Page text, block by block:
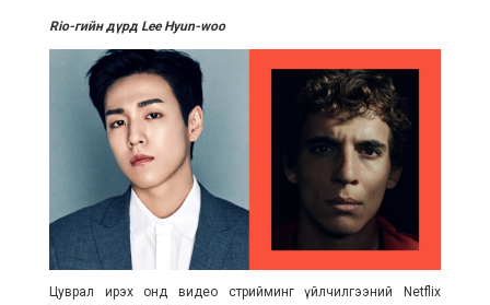
Rio-гийн дүрд Lee Hyun-woo
Цуврал ирэх онд видео стрийминг үйлчилгээний Netflix